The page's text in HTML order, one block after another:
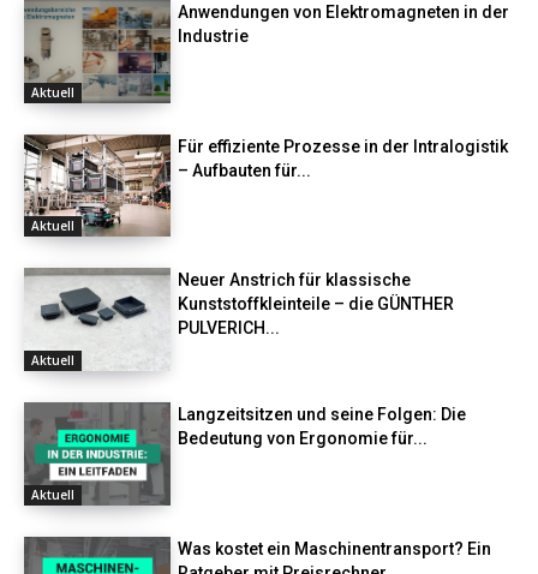
Aktuell
Anwendungen von Elektromagneten in der
Industrie
Aktuell
Für effiziente Prozesse in der Intralogistik
– Aufbauten für...
Aktuell
Neuer Anstrich für klassische
Kunststoffkleinteile – die GÜNTHER
PULVERICH...
Aktuell
Langzeitsitzen und seine Folgen: Die
Bedeutung von Ergonomie für...
Was kostet ein Maschinentransport? Ein